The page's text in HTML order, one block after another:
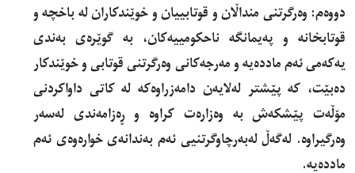
دووەم: وەرگرتنی منداڵان و قوتابییان و خوێندکاران لە باخچە و
قوتابخانە و پەیمانگە ناحکومییەکان، بە گوێرەی بەندی
یەکەمی ئەم ماددەیە و مەرجەکانی وەرگرتنی قوتابی و خوێندکار
دەبێت، کە پێشتر لەلایەن دامەزراوەکە لە کاتی داواکردنی
مۆڵەت پێشکەش بە وەزارەت کراوە و ڕەزامەندی لەسەر
وەرگیراوە. لەگەڵ لەبەرچاوگرتنیی ئەم بەندانەی خوارەوەی ئەم
ماددەیە.